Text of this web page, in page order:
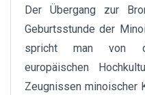
Der Übergang zur
Geburtsstunde der
spricht man von
europäischen
Zeugnissen minoischer